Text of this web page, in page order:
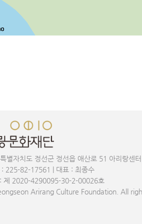
별자치도 정선군 정선읍 애산로 51 아리랑센
: 225-82-17561 | 대표 : 최종수
: 제 2020-4290095-30-2-00026호
Arirang Culture Foundation. All